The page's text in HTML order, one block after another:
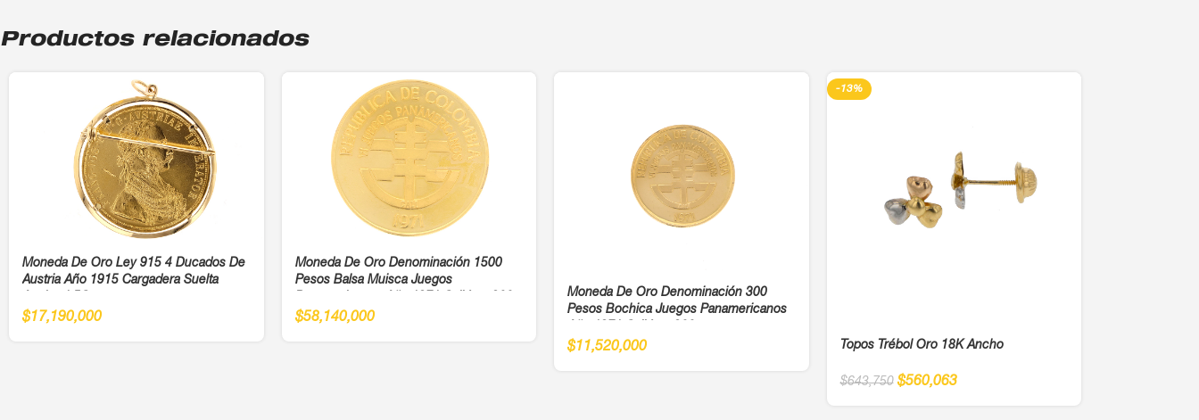
Productos relacionados
Moneda De Oro Ley 915 4 Ducados De
Austria Año 1915 Cargadera Suelta
$17,190,000
Moneda De Oro Denominación 1500
Pesos Balsa Muisca Juegos
$58,140,000
Moneda De Oro Denominación 300
Pesos Bochica Juegos Panamericanos
$11,520,000
-13%
Topos Trébol Oro 18K Ancho
$643,750 $560,063